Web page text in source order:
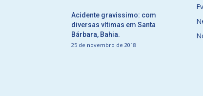
Acidente gravissimo: com
diversas vítimas em Santa
Bárbara, Bahia.
25 de novembro de 2018